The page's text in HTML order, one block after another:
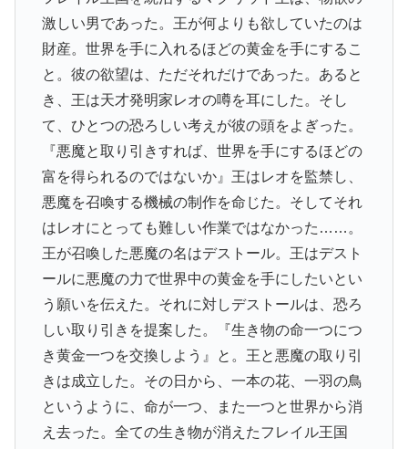
激しい男であった。王が何よりも欲していたのは
財産。世界を手に入れるほどの黄金を手にするこ
と。彼の欲望は、ただそれだけであった。あると
き、王は天才発明家レオの噂を耳にした。そし
て、ひとつの恐ろしい考えが彼の頭をよぎった。
『悪魔と取り引きすれば、世界を手にするほどの
富を得られるのではないか』王はレオを監禁し、
悪魔を召喚する機械の制作を命じた。そしてそれ
はレオにとっても難しい作業ではなかった……。
王が召喚した悪魔の名はデストール。王はデスト
ールに悪魔の力で世界中の黄金を手にしたいとい
う願いを伝えた。それに対しデストールは、恐ろ
しい取り引きを提案した。『生き物の命一つにつ
き黄金一つを交換しよう』と。王と悪魔の取り引
きは成立した。その日から、一本の花、一羽の鳥
というように、命が一つ、また一つと世界から消
え去った。全ての生き物が消えたフレイル王国